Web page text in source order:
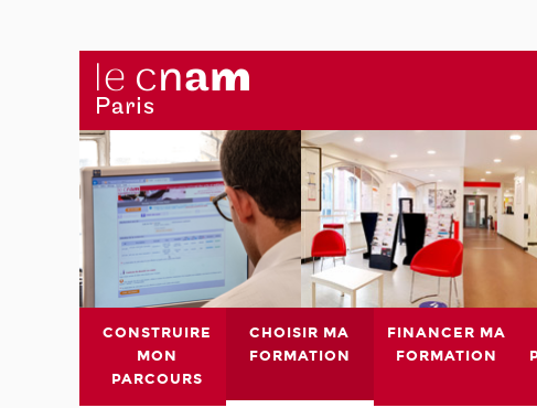
CONSTRUIRE
MON
PARCOURS
CHOISIR MA
FORMATION
FINANCER MA
FORMATION